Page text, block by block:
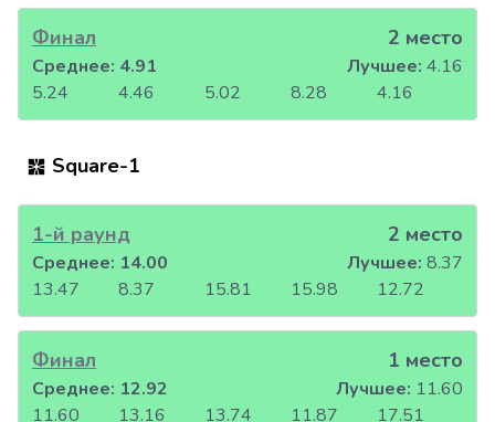
Финал 2 место
5.24 4.46 5.02 8.28 4.16
Среднее: 4.91 Лучшее: 4.16
Square-1
1-й раунд 2 место
13.47 8.37 15.81 15.98 12.72
Среднее: 14.00 Лучшее: 8.37
Финал 1 место
11.60 13.16 13.74 11.87 17.51
Среднее: 12.92 Лучшее: 11.60